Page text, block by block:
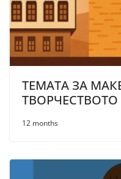
ТЕМАТА ЗА
12 months